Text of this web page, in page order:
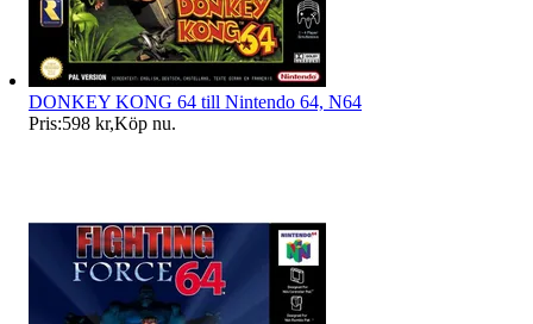
DONKEY KONG 64 till Nintendo 64, N64
Pris:598 kr,Köp nu.